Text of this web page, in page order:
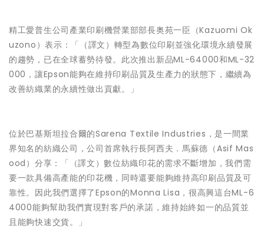
精工愛普生公司產業印刷機營業部部長奥苑一臣（Kazuomi Ok
uzono）表示：「（譯文）轉型為數位印刷並強化環境永續發展
的趨勢，已在全球蓄勢待發。此次推出新品ML-64000和ML-32
000，讓Epson能夠在維持印刷品質及生產力的狀態下，繼續為
改善紡織業的永續性做出貢獻。」
位於巴基斯坦拉合爾的Sarena Textile Industries，是一間業
界知名的紡織公司，公司首席執行長阿西夫．馬蘇德（Asif Mas
ood）分享：「（譯文）數位紡織印花的需求不斷增加，我們需
要一款具備高產能的印花機，同時還要能夠維持高印刷品質及可
靠性。因此我們選擇了Epson的Monna Lisa，很高興這台ML-6
4000能夠幫助我們實現對客戶的承諾，維持始終如一的品質並
且能夠快速交貨。」